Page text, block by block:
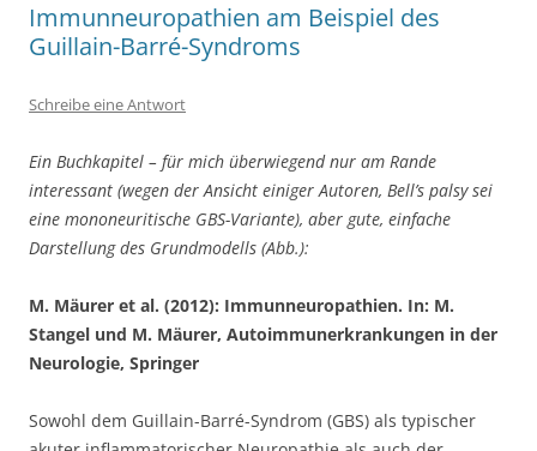
Immunneuropathien am Beispiel des
Guillain-Barré-Syndroms
Schreibe eine Antwort
Ein Buchkapitel – für mich überwiegend nur am Rande
interessant (wegen der Ansicht einiger Autoren, Bell’s palsy sei
eine mononeuritische GBS-Variante), aber gute, einfache
Darstellung des Grundmodells (Abb.):
M. Mäurer et al. (2012): Immunneuropathien. In: M.
Stangel und M. Mäurer, Autoimmunerkrankungen in der
Neurologie, Springer
Sowohl dem Guillain-Barré-Syndrom (GBS) als typischer